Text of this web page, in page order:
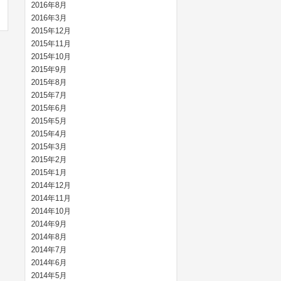
2016年8月
2016年3月
2015年12月
2015年11月
2015年10月
2015年9月
2015年8月
2015年7月
2015年6月
2015年5月
2015年4月
2015年3月
2015年2月
2015年1月
2014年12月
2014年11月
2014年10月
2014年9月
2014年8月
2014年7月
2014年6月
2014年5月